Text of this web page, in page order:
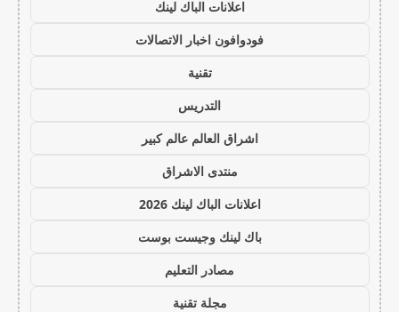
اعلانات الباك لينك
فودوافون اخبار الاتصالات
تقنية
التدريس
اشراق العالم عالم كبير
منتدى الاشراق
اعلانات الباك لينك 2026
باك لينك وجيست بوست
مصادر التعليم
مجلة تقنية